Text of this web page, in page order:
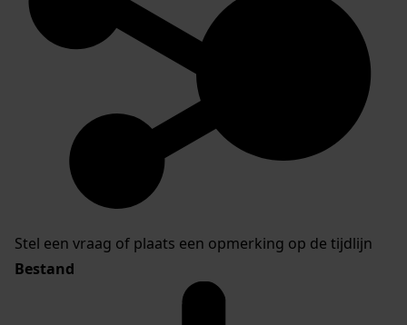
Stel een vraag of plaats een opmerking op de tijdlijn
Bestand